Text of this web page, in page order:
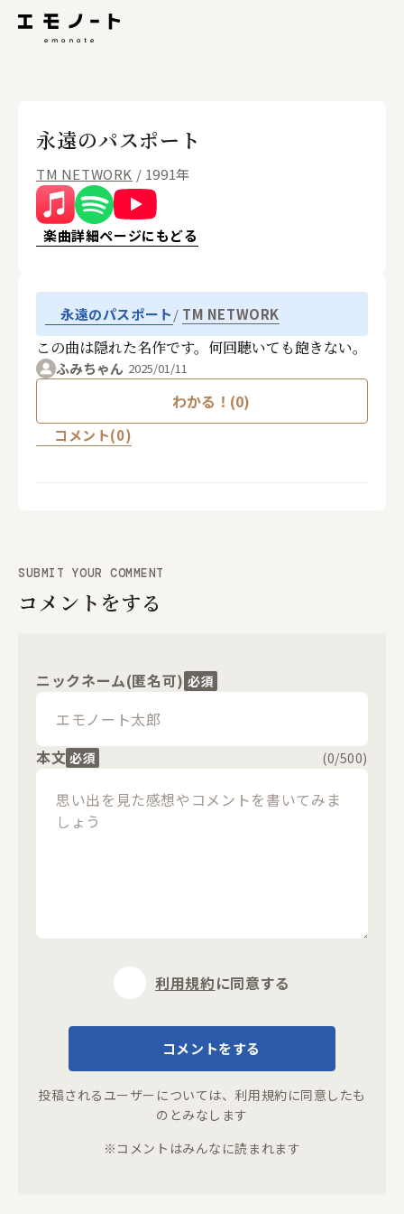
永遠のパスポート
TM NETWORK / 1991年
楽曲詳細ページにもどる
永遠のパスポート TM NETWORK
この曲は隠れた名作です。何回聴いても飽きない。
ふみちゃん 2025/01/11
わかる！(0)
コメント(0)
SUBMIT YOUR COMMENT
コメントをする
ニックネーム(匿名可) 必須
本文 必須 (0/500)
利用規約に同意する
コメントをする
投稿されるユーザーについては、 利用規約に同意したも
のとみなします
※コメントはみんなに読まれます